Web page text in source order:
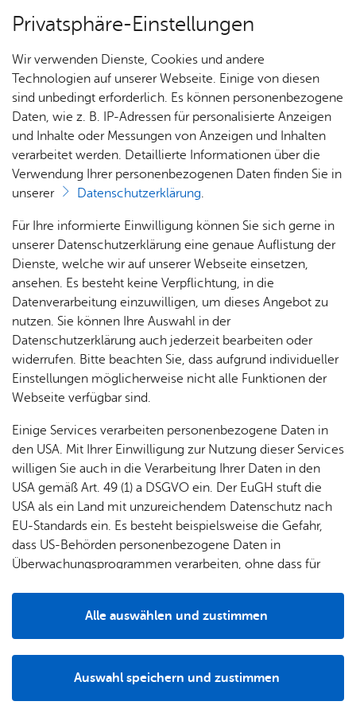
Nach­rich­ten
Lehr­gän­ge
Tech­ni­sche Hilfe
bereits erlangtes Wissen sowie die gesammelte
Erfahrung noch besser zu festigen und
auszubauen.
Der Lehrgang wird jährlich einmal in Friedrichshafen als
Standortausbildung durchgeführt. Da es sich um eine
Erweiterung des feuerwehrtechnischen Wissens handelt,
wird der Lehrgang größtenteils in praktischer
Themen wie die technische Unfallrettung, alternative
Antriebsarten, der Behelfsbau, das Halligan-Tool, das
Heben und Senken von schweren Lasten, das Auffangen
und das Abdichten sind Inhalt des Lehrgangs. Alle Geräte,
die zur leichten und schweren technische Hilfe verwendet
werden können, sind Teil des Lehrgangs und werden
praktisch eingesetzt. Das Üben mit Schere und Spreizer
damit gut arbeiten zu können. Eine schriftliche
Lernerfolgskontrolle bildet den Abschluss.
Trupp­füh­rer Dreh­lei­ter
Privatsphäre-Einstellungen
Wir verwenden Dienste, Cookies und andere
Technologien auf unserer Webseite. Einige von diesen
sind unbedingt erforderlich. Es können personenbezogene
Daten, wie z. B. IP-Adressen für personalisierte Anzeigen
und Inhalte oder Messungen von Anzeigen und Inhalten
verarbeitet werden. Detaillierte Informationen über die
Verwendung Ihrer personenbezogenen Daten finden Sie in
unserer
Datenschutzerklärung.
Für Ihre informierte Einwilligung können Sie sich gerne in
unserer Datenschutzerklärung eine genaue Auflistung der
Dienste, welche wir auf unserer Webseite einsetzen,
ansehen. Es besteht keine Verpflichtung, in die
Datenverarbeitung einzuwilligen, um dieses Angebot zu
nutzen. Sie können Ihre Auswahl in der
Datenschutzerklärung auch jederzeit bearbeiten oder
widerrufen. Bitte beachten Sie, dass aufgrund individueller
Einstellungen möglicherweise nicht alle Funktionen der
Webseite verfügbar sind.
Einige Services verarbeiten personenbezogene Daten in
den USA. Mit Ihrer Einwilligung zur Nutzung dieser Services
willigen Sie auch in die Verarbeitung Ihrer Daten in den
USA gemäß Art. 49 (1) a DSGVO ein. Der EuGH stuft die
USA als ein Land mit unzureichendem Datenschutz nach
EU-Standards ein. Es besteht beispielsweise die Gefahr,
dass US-Behörden personenbezogene Daten in
Überwachungsprogrammen verarbeiten, ohne dass für
Auswahl speichern und zustimmen
Alle auswählen und zustimmen